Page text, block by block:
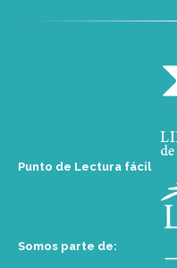
Punto de Lectura fácil
Somos parte de: